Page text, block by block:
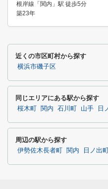
根岸線「関内」駅 徒歩5分
築23年
近くの市区町村から探す
横浜市磯子区
同じエリアにある駅から探す
桜木町 関内 石川町 山手 日
周辺の駅から探す
伊勢佐木長者町 関内 日ノ出町